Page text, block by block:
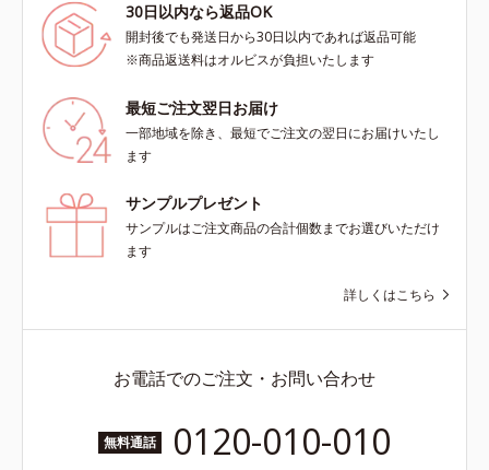
30日以内なら返品OK
開封後でも発送日から30日以内であれば返品可能
※商品返送料はオルビスが負担いたします
最短ご注文翌日お届け
一部地域を除き、最短でご注文の翌日にお届けいたし
ます
サンプルプレゼント
サンプルはご注文商品の合計個数までお選びいただけ
ます
詳しくはこちら
お電話でのご注文・お問い合わせ
無料通話 0120-010-010